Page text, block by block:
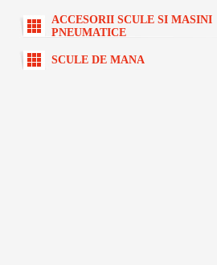
ACCESORII SCULE SI MASINI
PNEUMATICE
SCULE DE MANA